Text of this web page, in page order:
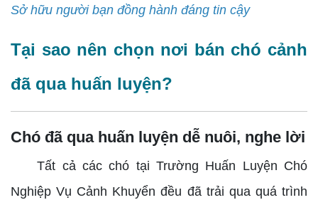
Sở hữu người bạn đồng hành đáng tin cậy
Tại sao nên chọn nơi bán chó cảnh
đã qua huấn luyện?
Chó đã qua huấn luyện dễ nuôi, nghe lời
Tất cả các chó tại Trường Huấn Luyện Chó
Nghiệp Vụ Cảnh Khuyển đều đã trải qua quá trình